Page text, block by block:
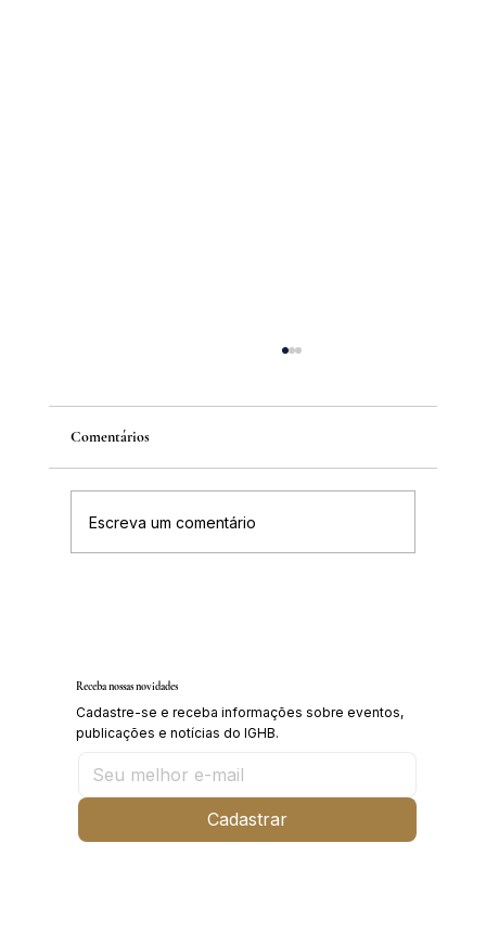
Comentários
Escreva um comentário
Receba nossas novidades
Cadastre-se e receba informações sobre eventos,
publicações e notícias do IGHB.
Cadastrar